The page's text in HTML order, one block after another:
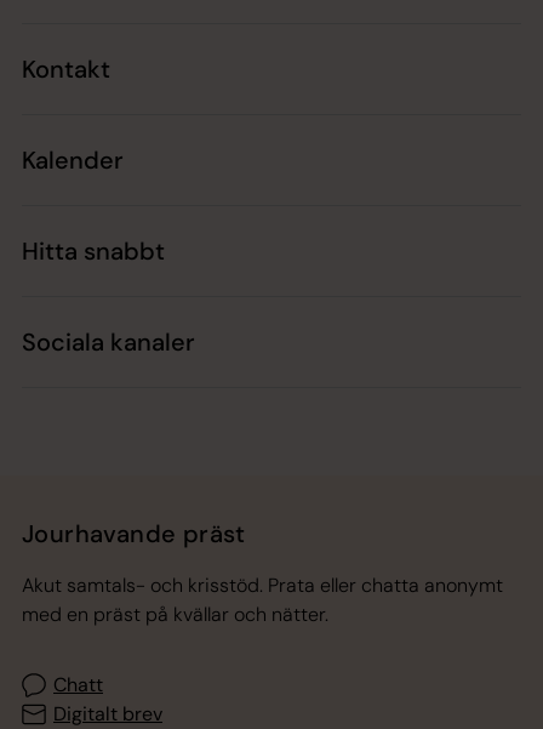
Kontakt
Kalender
Hitta snabbt
Sociala kanaler
Jourhavande präst
Akut samtals- och krisstöd. Prata eller chatta anonymt
med en präst på kvällar och nätter.
Chatt
Digitalt brev